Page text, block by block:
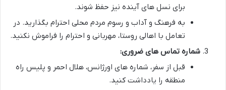
برای نسل های آینده نیز حفظ شوند.
به فرهنگ و آداب و رسوم مردم محلی احترام بگذارید. در
تعامل با اهالی روستا، مهربانی و احترام را فراموش نکنید.
شماره تماس های ضروری:
قبل از سفر، شماره های اورژانس، هلال احمر و پلیس راه
منطقه را یادداشت کنید.